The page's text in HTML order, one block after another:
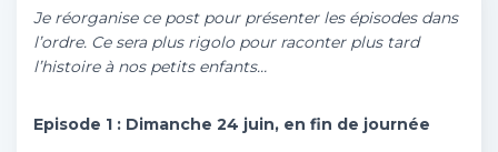
Je réorganise ce post pour présenter les épisodes dans
l’ordre. Ce sera plus rigolo pour raconter plus tard
l’histoire à nos petits enfants…
Episode 1 : Dimanche 24 juin, en fin de journée